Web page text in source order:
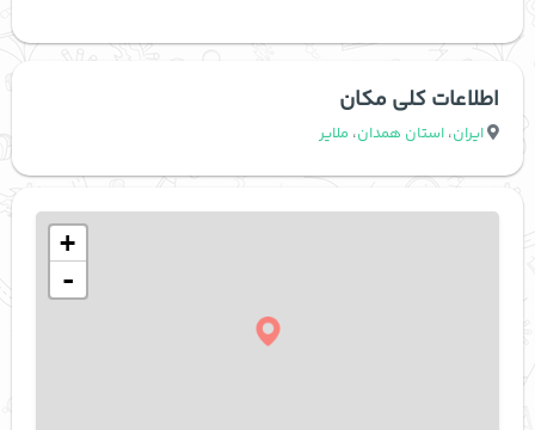
اطلاعات کلی مکان
ایران، استان همدان، ملایر
+
-